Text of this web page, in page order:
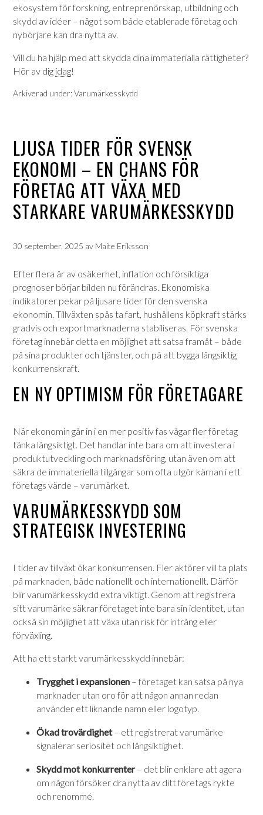
ekosystem för forskning, entreprenörskap, utbildning och
skydd av idéer – något som både etablerade företag och
nybörjare kan dra nytta av.
Vill du ha hjälp med att skydda dina immaterialla rättigheter?
Hör av dig idag!
Arkiverad under:Varumärkesskydd
LJUSA TIDER FÖR SVENSK
EKONOMI – EN CHANS FÖR
FÖRETAG ATT VÄXA MED
STARKARE VARUMÄRKESSKYDD
30 september, 2025 av Maite Eriksson
Efter flera år av osäkerhet, inflation och försiktiga
prognoser börjar bilden nu förändras. Ekonomiska
indikatorer pekar på ljusare tider för den svenska
ekonomin. Tillväxten spås ta fart, hushållens köpkraft stärks
gradvis och exportmarknaderna stabiliseras. För svenska
företag innebär detta en möjlighet att satsa framåt – både
på sina produkter och tjänster, och på att bygga långsiktig
konkurrenskraft.
EN NY OPTIMISM FÖR FÖRETAGARE
När ekonomin går in i en mer positiv fas vågar fler företag
tänka långsiktigt. Det handlar inte bara om att investera i
produktutveckling och marknadsföring, utan även om att
säkra de immateriella tillgångar som ofta utgör kärnan i ett
företags värde – varumärket.
VARUMÄRKESSKYDD SOM
STRATEGISK INVESTERING
I tider av tillväxt ökar konkurrensen. Fler aktörer vill ta plats
på marknaden, både nationellt och internationellt. Därför
blir varumärkesskydd extra viktigt. Genom att registrera
sitt varumärke säkrar företaget inte bara sin identitet, utan
också sin möjlighet att växa utan risk för intrång eller
förväxling.
Att ha ett starkt varumärkesskydd innebär:
Trygghet i expansionen – företaget kan satsa på nya
marknader utan oro för att någon annan redan
använder ett liknande namn eller logotyp.
Ökad trovärdighet– ett registrerat varumärke
signalerar seriositet och långsiktighet.
Skydd mot konkurrenter– det blir enklare att agera
om någon försöker dra nytta av ditt företags rykte
och renommé.